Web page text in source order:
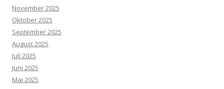
November 2025
Oktober 2025
September 2025
August 2025
Juli 2025
Juni 2025
Mai 2025